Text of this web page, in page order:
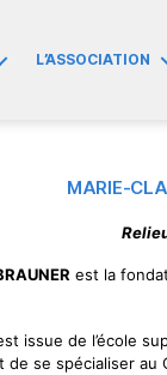
L’ASSOCIATION
MARIE-
est la
issue de l’école
de se spécialiser au